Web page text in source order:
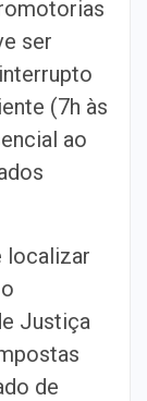
ser
(7h às
ao
localizar
Justiça
de